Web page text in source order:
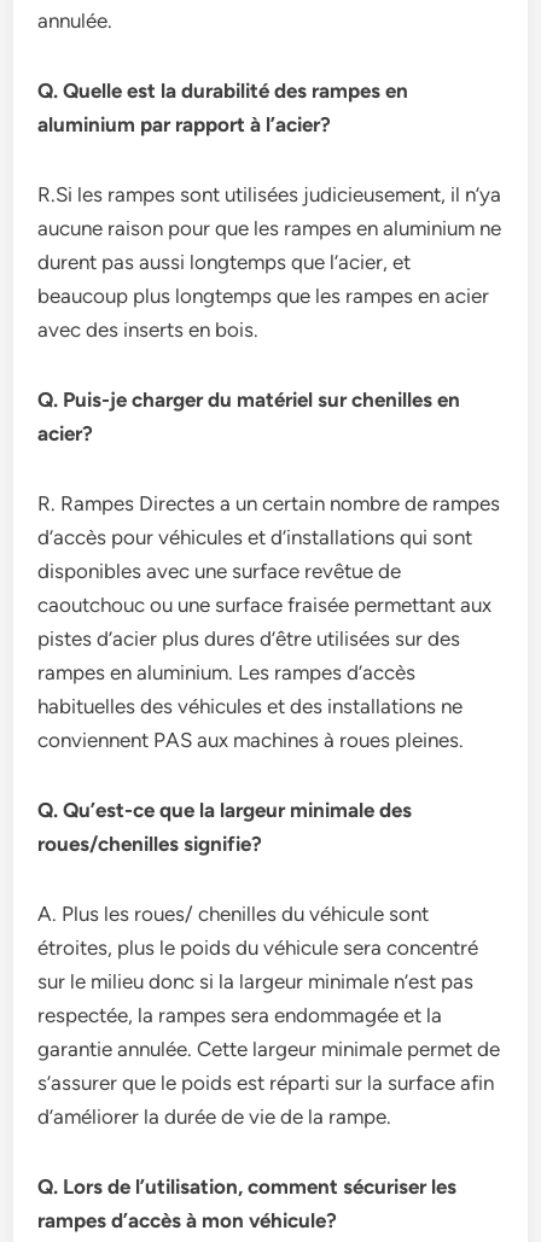
annulée.
Q. Quelle est la durabilité des rampes en
aluminium par rapport à l’acier?
R.Si les rampes sont utilisées judicieusement, il n’ya
aucune raison pour que les rampes en aluminium ne
durent pas aussi longtemps que l’acier, et
beaucoup plus longtemps que les rampes en acier
avec des inserts en bois.
Q. Puis-je charger du matériel sur chenilles en
acier?
R. Rampes Directes a un certain nombre de rampes
d’accès pour véhicules et d’installations qui sont
disponibles avec une surface revêtue de
caoutchouc ou une surface fraisée permettant aux
pistes d’acier plus dures d’être utilisées sur des
rampes en aluminium. Les rampes d’accès
habituelles des véhicules et des installations ne
conviennent PAS aux machines à roues pleines.
Q. Qu’est-ce que la largeur minimale des
roues/chenilles signifie?
A. Plus les roues/ chenilles du véhicule sont
étroites, plus le poids du véhicule sera concentré
sur le milieu donc si la largeur minimale n’est pas
respectée, la rampes sera endommagée et la
garantie annulée. Cette largeur minimale permet de
s’assurer que le poids est réparti sur la surface afin
d’améliorer la durée de vie de la rampe.
Q. Lors de l’utilisation, comment sécuriser les
rampes d’accès à mon véhicule?